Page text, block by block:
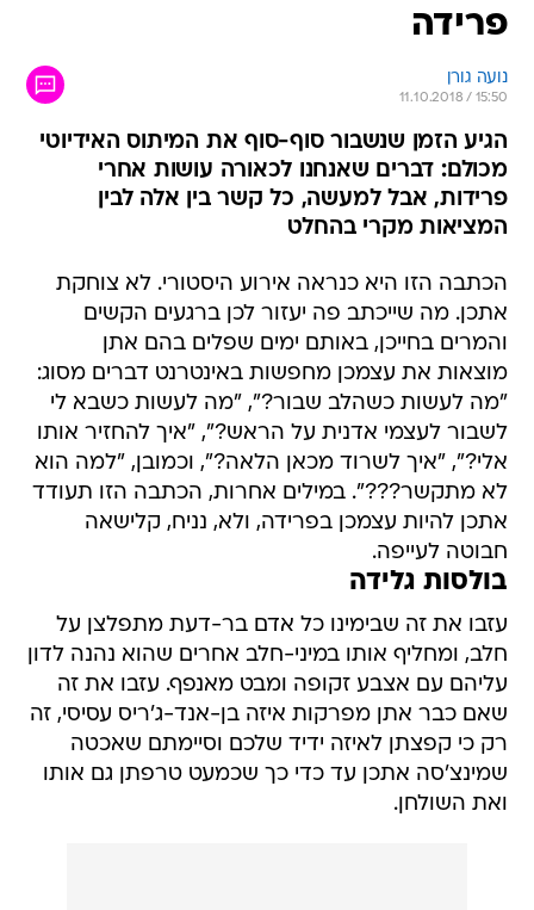
פרידה
נועה גורן
11.10.2018 / 15:50
הגיע הזמן שנשבור סוף-סוף את המיתוס האידיוטי
מכולם: דברים שאנחנו לכאורה עושות אחרי
פרידות, אבל למעשה, כל קשר בין אלה לבין
המציאות מקרי בהחלט
הכתבה הזו היא כנראה אירוע היסטורי. לא צוחקת
אתכן. מה שייכתב פה יעזור לכן ברגעים הקשים
והמרים בחייכן, באותם ימים שפלים בהם אתן
מוצאות את עצמכן מחפשות באינטרנט דברים מסוג:
"מה לעשות כשהלב שבור?", "מה לעשות כשבא לי
לשבור לעצמי אדנית על הראש?", "איך להחזיר אותו
אלי?", "איך לשרוד מכאן הלאה?", וכמובן, "למה הוא
לא מתקשר???". במילים אחרות, הכתבה הזו תעודד
אתכן להיות עצמכן בפרידה, ולא, נניח, קלישאה
חבוטה לעייפה.
בולסות גלידה
עזבו את זה שבימינו כל אדם בר-דעת מתפלצן על
חלב, ומחליף אותו במיני-חלב אחרים שהוא נהנה לדון
עליהם עם אצבע זקופה ומבט מאנפף. עזבו את זה
שאם כבר אתן מפרקות איזה בן-אנד-ג'ריס עסיסי, זה
רק כי קפצתן לאיזה ידיד שלכם וסיימתם שאכטה
שמינצ'סה אתכן עד כדי כך שכמעט טרפתן גם אותו
ואת השולחן.